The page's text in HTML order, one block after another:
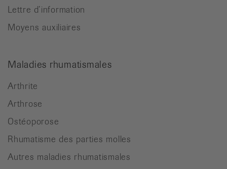
Lettre d’information
Moyens auxiliaires
Maladies rhumatismales
Arthrite
Arthrose
Ostéoporose
Rhumatisme des parties molles
Autres maladies rhumatismales